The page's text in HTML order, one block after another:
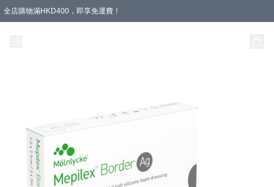
全店購物滿HKD400，即享免運費！